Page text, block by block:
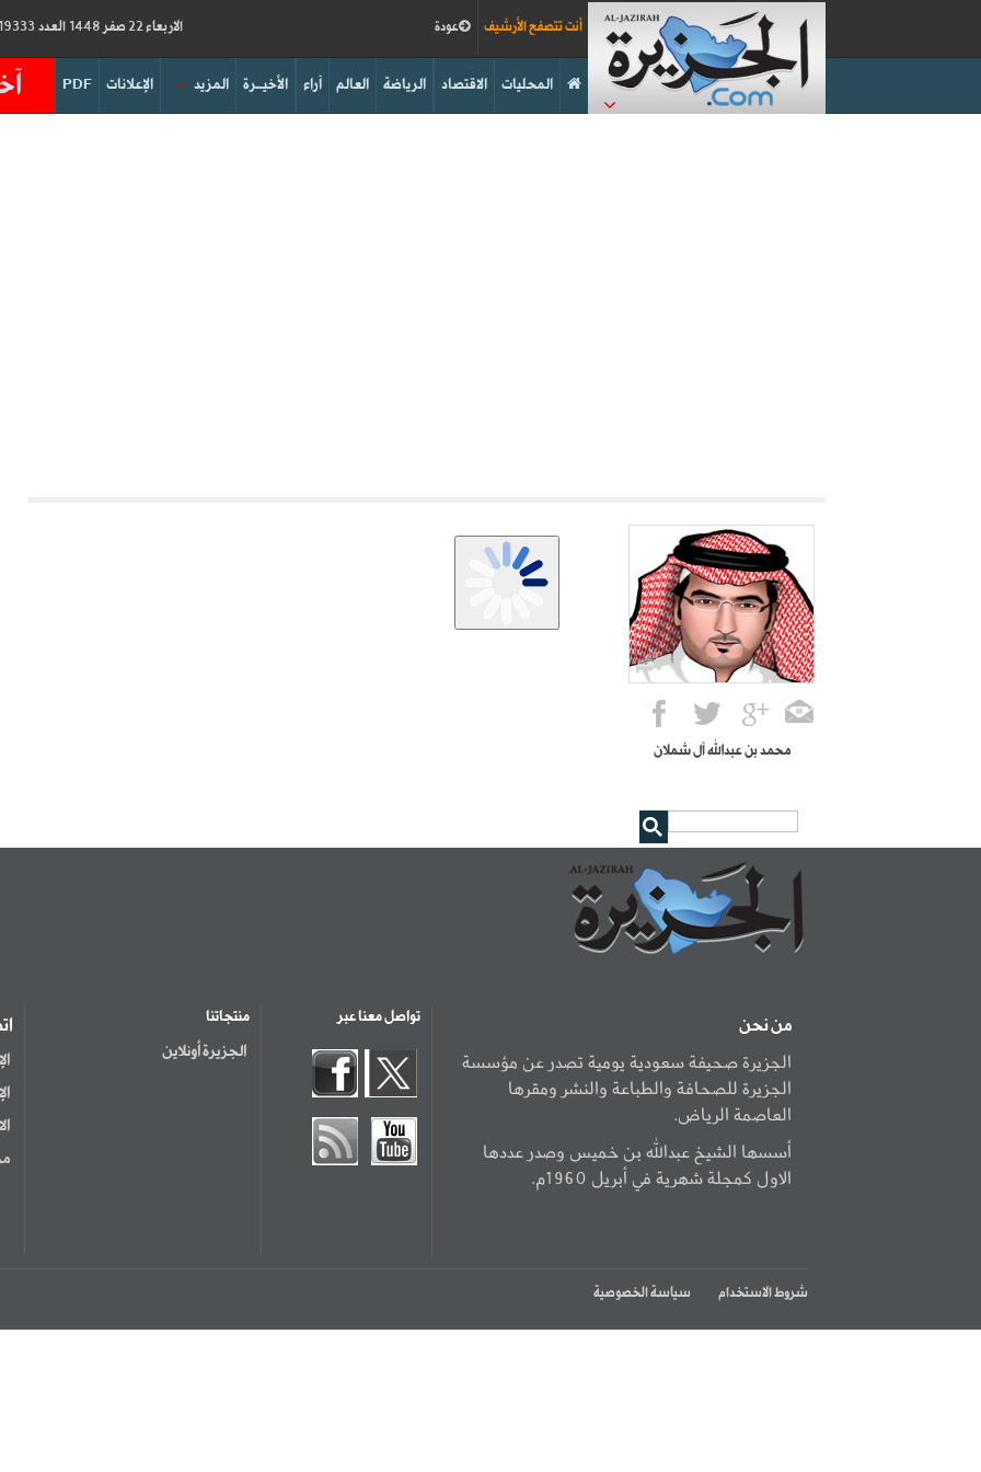
الاربعاء 22 صفر 1448 العدد 19333 عودة أنت تتصفح الأرشيف
PDF الإعلانات المزيد الأخيــرة آراء العالم الرياضة الاقتصاد المحليات
محمد بن عبدالله آل شملان
من نحن
الجزيرة صحيفة سعودية يومية تصدر عن مؤسسة
الجزيرة للصحافة والطباعة والنشر ومقرها
العاصمة الرياض.
أسسها الشيخ عبدالله بن خميس وصدر عددها
الاول كمجلة شهرية في أبريل 1960م.
تواصل معنا عبر منتجاتنا
الجزيرة أونلاين
شروط الاستخدام سياسة الخصوصية